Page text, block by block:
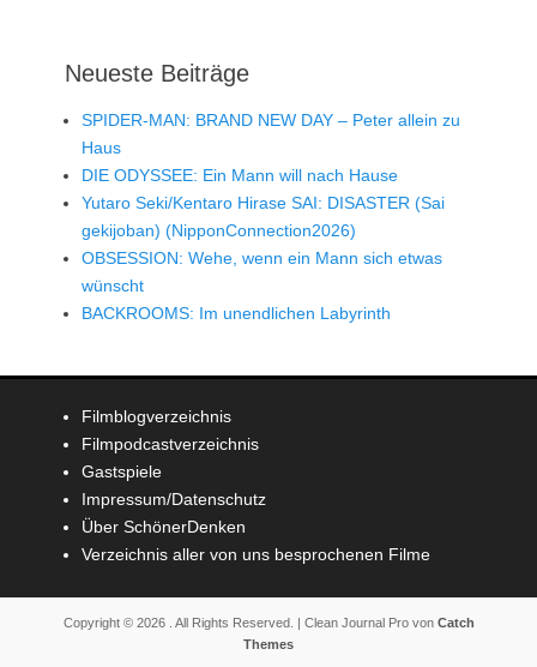
Neueste Beiträge
SPIDER-MAN: BRAND NEW DAY – Peter allein zu
Haus
DIE ODYSSEE: Ein Mann will nach Hause
Yutaro Seki/Kentaro Hirase SAI: DISASTER (Sai
gekijoban) (NipponConnection2026)
OBSESSION: Wehe, wenn ein Mann sich etwas
wünscht
BACKROOMS: Im unendlichen Labyrinth
Filmblogverzeichnis
Filmpodcastverzeichnis
Gastspiele
Impressum/Datenschutz
Über SchönerDenken
Verzeichnis aller von uns besprochenen Filme
Copyright © 2026 . All Rights Reserved. | Clean Journal Pro von Catch
Themes